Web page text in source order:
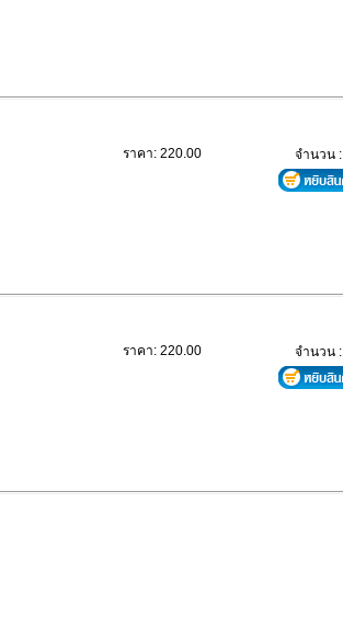
ราคา: 220.00 จำนวน :
ราคา: 220.00 จำนวน :